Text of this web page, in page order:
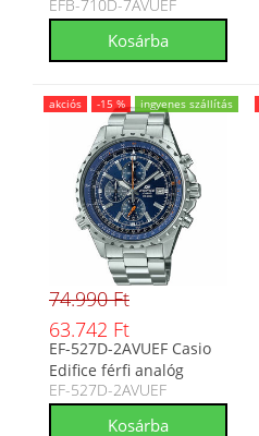
7AVUEF
EFB-710D-7AVUEF
akciós -15 % ingyenes szállítás
74.990 Ft
63.742 Ft
EF-527D-2AVUEF Casio
Edifice férfi analóg
karóra
EF-527D-2AVUEF